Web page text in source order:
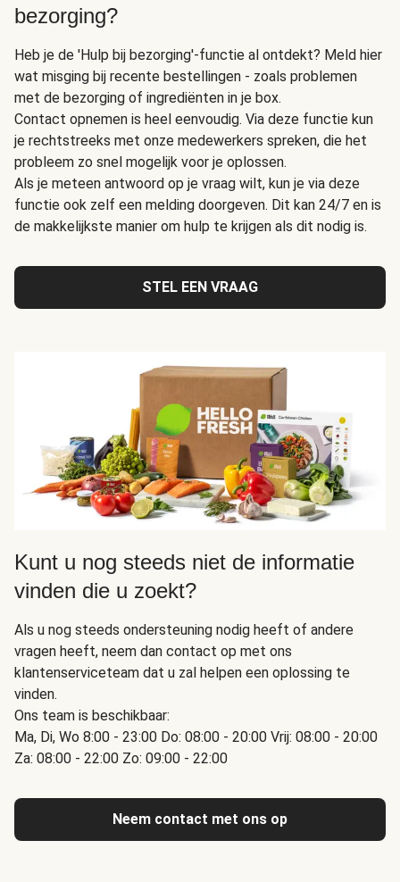
bezorging?
Heb je de 'Hulp bij bezorging'-functie al ontdekt? Meld hier
wat misging bij recente bestellingen - zoals problemen
met de bezorging of ingrediënten in je box.
Contact opnemen is heel eenvoudig. Via deze functie kun
je rechtstreeks met onze medewerkers spreken, die het
probleem zo snel mogelijk voor je oplossen.
Als je meteen antwoord op je vraag wilt, kun je via deze
functie ook zelf een melding doorgeven. Dit kan 24/7 en is
de makkelijkste manier om hulp te krijgen als dit nodig is.
STEL EEN VRAAG
Kunt u nog steeds niet de informatie
vinden die u zoekt?
Als u nog steeds ondersteuning nodig heeft of andere
vragen heeft, neem dan contact op met ons
klantenserviceteam dat u zal helpen een oplossing te
vinden.
Ons team is beschikbaar:
Ma, Di, Wo 8:00 - 23:00 Do: 08:00 - 20:00 Vrij: 08:00 - 20:00
Za: 08:00 - 22:00 Zo: 09:00 - 22:00
Neem contact met ons op